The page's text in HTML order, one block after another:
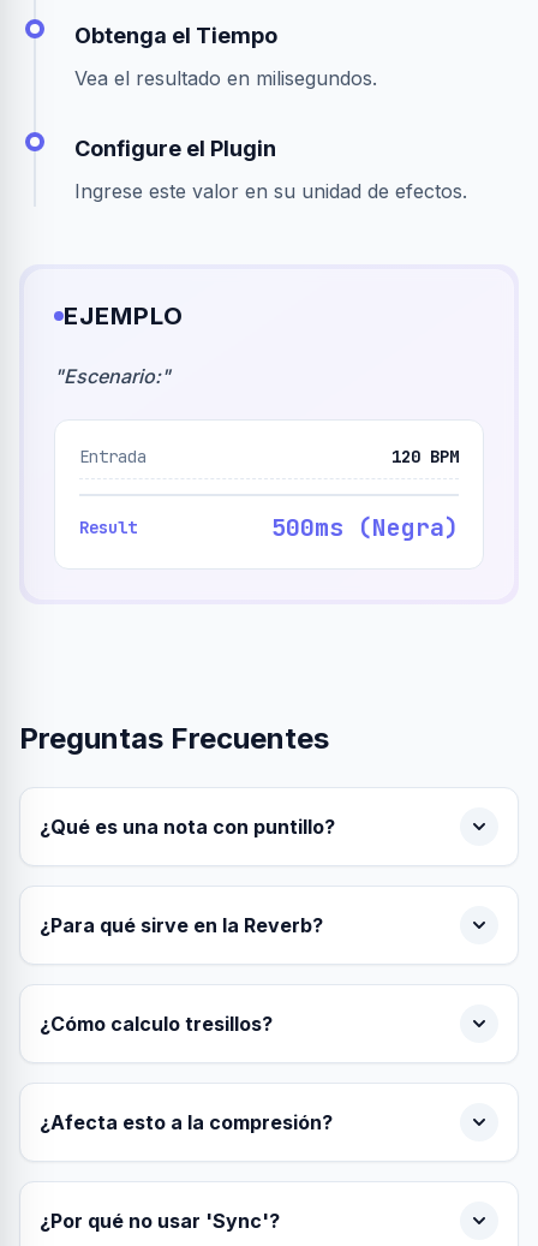
Obtenga el Tiempo
Vea el resultado en milisegundos.
Configure el Plugin
Ingrese este valor en su unidad de efectos.
EJEMPLO
"Escenario:"
Entrada 120 BPM
Result 500ms (Negra)
Preguntas Frecuentes
¿Qué es una nota con puntillo?
¿Para qué sirve en la Reverb?
¿Cómo calculo tresillos?
¿Afecta esto a la compresión?
¿Por qué no usar 'Sync'?